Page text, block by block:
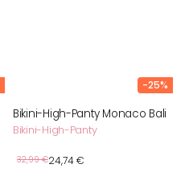
-25%
Bikini-High-Panty Monaco Bali
Bikini-High-Panty
Normaler
32,99 €
Verkaufspreis
24,74 €